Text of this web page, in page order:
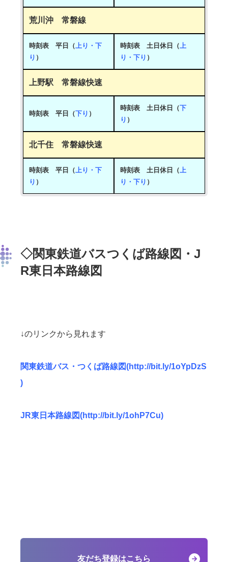
荒川沖 常磐線
時刻表 平日（上り ・ 下
り ）
時刻表 土日休日（上
り ・ 下り ）
上野駅 常磐線快速
時刻表 平日 （下り ）
時刻表 土日休日 （下
り ）
北千住 常磐線快速
時刻表 平日 （上り ・ 下
り ）
時刻表 土日休日 （上
り ・ 下り ）
◇関東鉄道バスつくば路線図・J
R東日本路線図
↓のリンクから見れます
関東鉄道バス・つくば路線図(http://bit.ly/1oYpDzS
)
JR東日本路線図(http://bit.ly/1ohP7Cu)
友だち登録はこちら